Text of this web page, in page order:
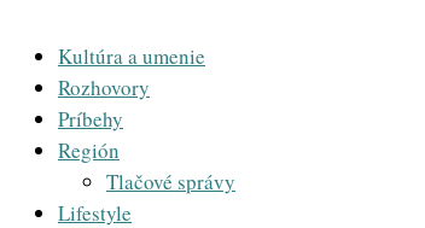
Kultúra a umenie
Rozhovory
Príbehy
Región
Tlačové správy
Lifestyle